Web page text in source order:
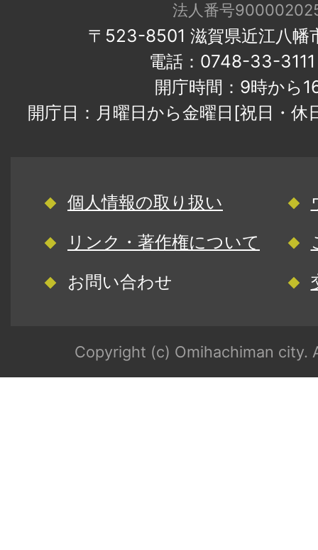
法人番号
〒523-8501 滋賀県近江八幡
電話：0748-33-
開庁時間：9時から
開庁日：月曜日から金曜日[祝日・
個人情報の取り扱い
リンク・著作権について
お問い合わせ
Copyright (c) Omihachiman city.